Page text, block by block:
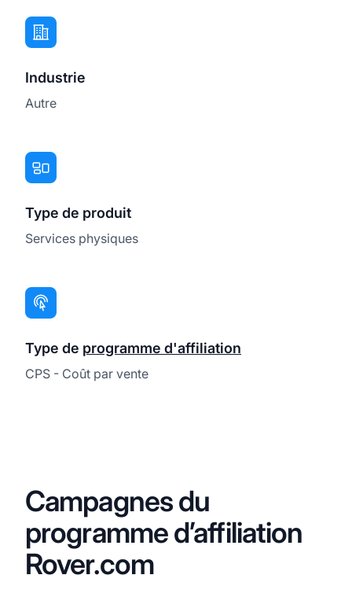
Industrie
Autre
Type de produit
Services physiques
Type de programme d'affiliation
CPS - Coût par vente
Campagnes du
programme d’affiliation
Rover.com